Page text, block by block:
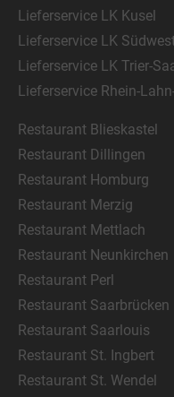
Lieferservice LK Kusel
Lieferservice LK
Lieferservice LK Trier-
Lieferservice Rhein-
Restaurant Blieskastel
Restaurant Dillingen
Restaurant Homburg
Restaurant Merzig
Restaurant Mettlach
Restaurant Neunkirchen
Restaurant Perl
Restaurant Saarbrücken
Restaurant Saarlouis
Restaurant St. Ingbert
Restaurant St. Wendel